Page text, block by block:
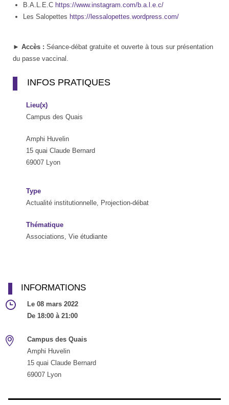
B.A.L.E.C https://www.instagram.com/b.a.l.e.c/
Les Salopettes https://lessalopettes.wordpress.com/
► Accès : Séance-débat gratuite et ouverte à tous sur présentation
du passe vaccinal.
INFOS PRATIQUES
Lieu(x)
Campus des Quais
Amphi Huvelin
15 quai Claude Bernard
69007 Lyon
Type
Actualité institutionnelle, Projection-débat
Thématique
Associations, Vie étudiante
INFORMATIONS
Le 08 mars 2022
De 18:00 à 21:00
Campus des Quais
Amphi Huvelin
15 quai Claude Bernard
69007 Lyon